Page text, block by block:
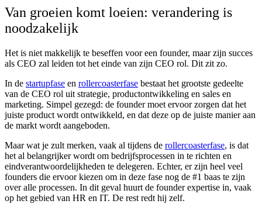
Van groeien komt loeien: verandering is
noodzakelijk
Het is niet makkelijk te beseffen voor een founder, maar zijn succes
als CEO zal leiden tot het einde van zijn CEO rol. Dit zit zo.
In de startupfase en rollercoasterfase bestaat het grootste gedeelte
van de CEO rol uit strategie, productontwikkeling en sales en
marketing. Simpel gezegd: de founder moet ervoor zorgen dat het
juiste product wordt ontwikkeld, en dat deze op de juiste manier aan
de markt wordt aangeboden.
Maar wat je zult merken, vaak al tijdens de rollercoasterfase, is dat
het al belangrijker wordt om bedrijfsprocessen in te richten en
eindverantwoordelijkheden te delegeren. Echter, er zijn heel veel
founders die ervoor kiezen om in deze fase nog de #1 baas te zijn
over alle processen. In dit geval huurt de founder expertise in, vaak
op het gebied van HR en IT. De rest redt hij zelf.